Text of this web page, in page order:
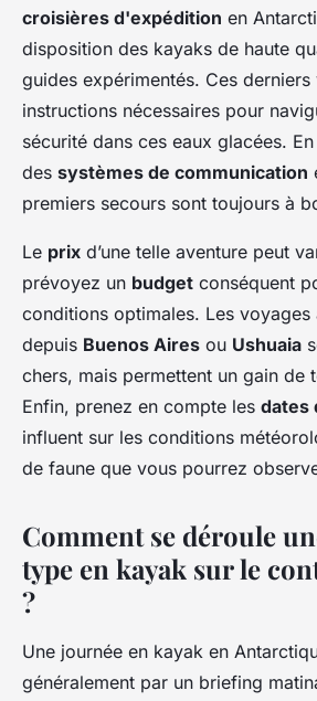
croisières d'expédition en
disposition des kayaks de haute
guides expérimentés. Ces
instructions nécessaires pour
sécurité dans ces eaux glacées.
des systèmes de communication
premiers secours sont toujours à
Le prix d’une telle aventure peut
prévoyez un budget conséquent
conditions optimales. Les voyages
depuis Buenos Aires ou Ushuaia
chers, mais permettent un gain de
Enfin, prenez en compte les dates
influent sur les conditions
de faune que vous pourrez
Comment se déroule
type en kayak sur le
?
Une journée en kayak en
généralement par un briefing